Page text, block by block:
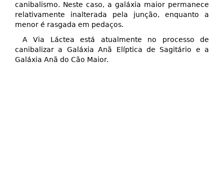
canibalismo. Neste caso, a galáxia maior permanece
relativamente inalterada pela junção, enquanto a
menor é rasgada em pedaços.
A Via Láctea está atualmente no processo de
canibalizar a Galáxia Anã Elíptica de Sagitário e a
Galáxia Anã do Cão Maior.